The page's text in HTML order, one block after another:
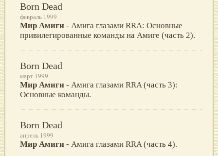
Born Dead
февраль 1999
Мир Амиги - Амига глазами RRA: Основные
привилегированные команды на Амиге (часть 2).
Born Dead
март 1999
Мир Амиги - Амига глазами RRA (часть 3):
Основные команды.
Born Dead
апрель 1999
Мир Амиги - Амига глазами RRA (часть 4).